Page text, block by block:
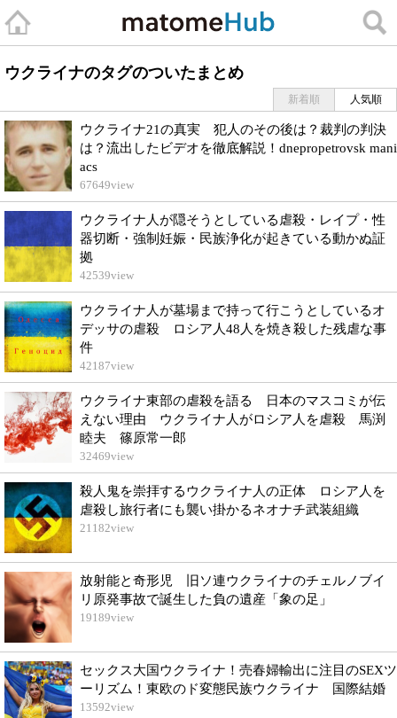
ウクライナのタグのついたまとめ
新着順 人気順
ウクライナ21の真実 犯人のその後は？裁判の判決
は？流出したビデオを徹底解説！dnepropetrovsk mani
acs
67649view
ウクライナ人が隠そうとしている虐殺・レイプ・性
器切断・強制妊娠・民族浄化が起きている動かぬ証
拠
42539view
ウクライナ人が墓場まで持って行こうとしているオ
デッサの虐殺 ロシア人48人を焼き殺した残虐な事
件
42187view
ウクライナ東部の虐殺を語る 日本のマスコミが伝
えない理由 ウクライナ人がロシア人を虐殺 馬渕
睦夫 篠原常一郎
32469view
殺人鬼を崇拝するウクライナ人の正体 ロシア人を
虐殺し旅行者にも襲い掛かるネオナチ武装組織
21182view
放射能と奇形児 旧ソ連ウクライナのチェルノブイ
リ原発事故で誕生した負の遺産「象の足」
19189view
セックス大国ウクライナ！売春婦輸出に注目のSEXツ
ーリズム！東欧のド変態民族ウクライナ 国際結婚
13592view